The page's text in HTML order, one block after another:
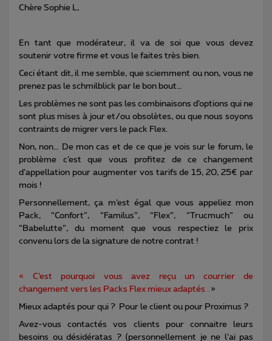
Chère Sophie L,
En tant que modérateur, il va de soi que vous devez
soutenir votre firme et vous le faites très bien.
Ceci étant dit, il me semble, que sciemment ou non, vous ne
prenez pas le schmilblick par le bon bout…
Les problèmes ne sont pas les combinaisons d’options qui ne
sont plus mises à jour et/ou obsolètes, ou que nous soyons
contraints de migrer vers le pack Flex.
Non, non… De mon cas et de ce que je vois sur le forum, le
problème c’est que vous profitez de ce changement
d’appellation pour augmenter vos tarifs de 15, 20, 25€ par
mois !
Personnellement, ça m’est égal que vous appeliez mon
Pack, “Confort”, “Familus”, “Flex”, “Trucmuch” ou
“Babelutte”, du moment que vous respectiez le prix
convenu lors de la signature de notre contrat !
« C’est pourquoi vous avez reçu un courrier de
changement vers les Packs Flex mieux adaptés . »
Mieux adaptés pour qui ? Pour le client ou pour Proximus ?
Avez-vous contactés vos clients pour connaitre leurs
besoins ou désidératas ? (personnellement je ne l’ai pas